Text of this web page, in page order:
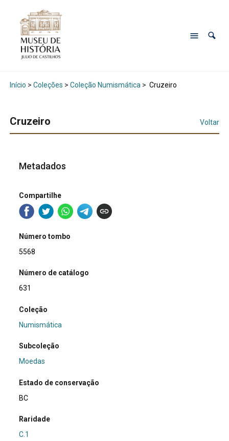
Início > Coleções > Coleção Numismática > Cruzeiro
Cruzeiro Voltar
Metadados
Compartilhe
Número tombo
5568
Número de catálogo
631
Coleção
Numismática
Subcoleção
Moedas
Estado de conservação
BC
Raridade
C.1